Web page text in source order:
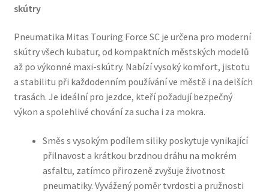
skútry
Pneumatika Mitas Touring Force SC je určena pro moderní
skútry všech kubatur, od kompaktních městských modelů
až po výkonné maxi-skútry. Nabízí vysoký komfort, jistotu
a stabilitu při každodenním používání ve městě i na delších
trasách. Je ideální pro jezdce, kteří požadují bezpečný
výkon a spolehlivé chování za sucha i za mokra.
Směs s vysokým podílem siliky poskytuje vynikající
přilnavost a krátkou brzdnou dráhu na mokrém
asfaltu, zatímco přirozeně zvyšuje životnost
pneumatiky. Vyvážený poměr tvrdosti a pružnosti